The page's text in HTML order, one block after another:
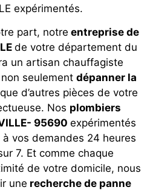
expérimentés.
part, notre entreprise de
de votre département du
un artisan chauffagiste
seulement dépanner la
d’autres pièces de votre
Nos plombiers
95690 expérimentés
vos demandes 24 heures
7. Et comme chaque
de votre domicile, nous
une recherche de panne